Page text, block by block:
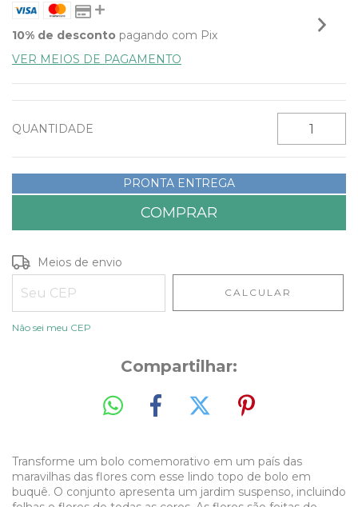
10% de desconto pagando com Pix
VER MEIOS DE PAGAMENTO
QUANTIDADE
PRONTA ENTREGA
Entregas para o CEP:
Meios de envio
CALCULAR
Não sei meu CEP
Compartilhar:
Transforme um bolo comemorativo em um país das
maravilhas das flores com esse lindo topo de bolo em
buquê. O conjunto apresenta um jardim suspenso, incluindo